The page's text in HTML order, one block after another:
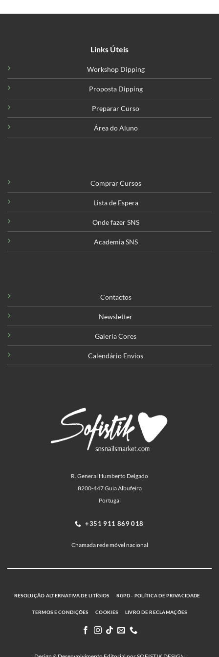
Links Úteis
Workshop Dipping
Proposta Dipping
Preparar Curso
Área do Aluno
Comprar Cursos
Lista de Espera
Onde fazer SNS
Academia SNS
Contactos
Newsletter
Galeria Cores
Calendário Envios
R. General Humberto Delgado
8200-447 Guia Albufeira
Portugal
+351 911 869 018
Chamada rede móvel nacional
RESOLUÇÃO ALTERNATIVA DE LITÍGIOS RGPD - POLÍTICA DE PRIVACIDADE
TERMOS E CONDIÇÕES COOKIES LIVRO DE RECLAMAÇÕES